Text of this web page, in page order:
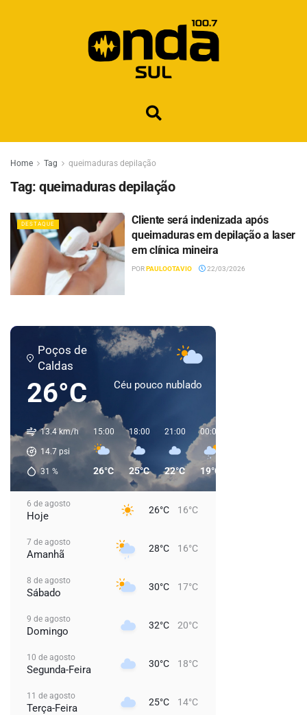
Home Tag queimaduras depilação
Tag: queimaduras depilação
DESTAQUE
Cliente será indenizada após
queimaduras em depilação a laser
em clínica mineira
PORPAULOOTAVIO 22/03/2026
Poços de
Caldas
26°C Céu pouco nublado
13.4 km/h
14.7 psi
31 %
15:00
26°C
18:00
25°C
21:00
22°C
00:00
19°C
6 de agosto
Hoje 26°C 16°C
7 de agosto
Amanhã 28°C 16°C
8 de agosto
Sábado 30°C 17°C
9 de agosto
Domingo 32°C 20°C
10 de agosto
Segunda-Feira 30°C 18°C
11 de agosto
Terça-Feira 25°C 14°C